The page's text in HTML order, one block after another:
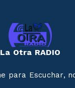
La Otra RADIO
para Escuchar,